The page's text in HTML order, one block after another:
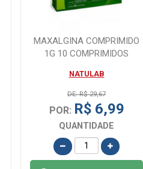
MAXALGINA COMPRIMIDO
1G 10 COMPRIMIDOS
NATULAB
DE: R$ 29,67
POR: R$ 6,99
QUANTIDADE